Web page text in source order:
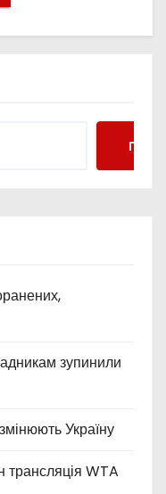
зупинили
Україну
трансляція WTA